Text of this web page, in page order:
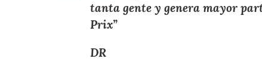
tanta genteygenera mayor
Prix”
DR